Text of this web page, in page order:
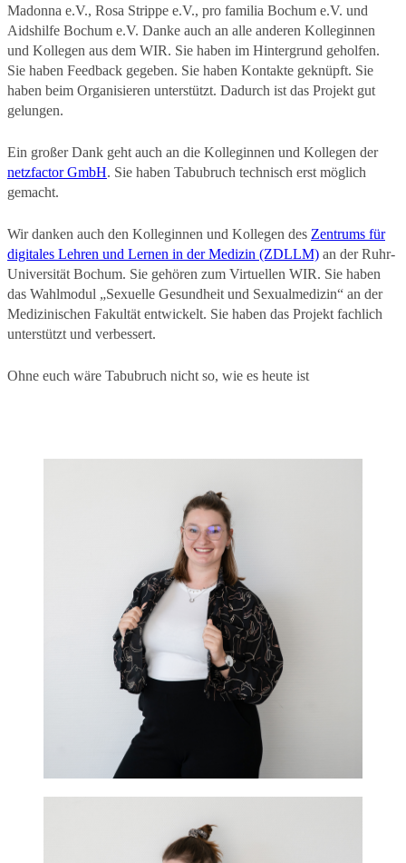
Madonna e.V., Rosa Strippe e.V., pro familia Bochum e.V. und
Aidshilfe Bochum e.V. Danke auch an alle anderen Kolleginnen
und Kollegen aus dem WIR. Sie haben im Hintergrund geholfen.
Sie haben Feedback gegeben. Sie haben Kontakte geknüpft. Sie
haben beim Organisieren unterstützt. Dadurch ist das Projekt gut
gelungen.
Ein großer Dank geht auch an die Kolleginnen und Kollegen der
netzfactor GmbH. Sie haben Tabubruch technisch erst möglich
gemacht.
Wir danken auch den Kolleginnen und Kollegen des Zentrums für
digitales Lehren und Lernen in der Medizin (ZDLLM) an der Ruhr-
Universität Bochum. Sie gehören zum Virtuellen WIR. Sie haben
das Wahlmodul „Sexuelle Gesundheit und Sexualmedizin“ an der
Medizinischen Fakultät entwickelt. Sie haben das Projekt fachlich
unterstützt und verbessert.
Ohne euch wäre Tabubruch nicht so, wie es heute ist